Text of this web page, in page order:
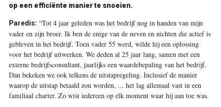
op een efficiënte manier te snoeien.
Paredis: “Tot 4 jaar geleden was het bedrijf nog in handen van mijn
vader en zijn broer. Ik ben de enige van de neven en nichten die actief is
gebleven in het bedrijf. Toen vader 55 werd, wilde hij een oplossing
voor het bedrijf uitwerken. We deden al 25 jaar lang, samen met een
externe bedrijfsconsultant, jaarlijks een waardebepaling van het bedrijf.
Dan bekeken we ook telkens de uitstapregeling. Inclusief de manier
waarop de uitstap betaald zou worden, ... het lag allemaal vast in een
familiaal charter. Zo wist iedereen op elk moment waar hij aan toe was.